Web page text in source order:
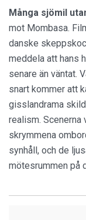
Många sjömil
mot Mombasa.
danske
meddela att hans
senare än väntat.
snart kommer att
gisslandrama
realism.
skrymmena
synhåll, och de
mötesrummen på